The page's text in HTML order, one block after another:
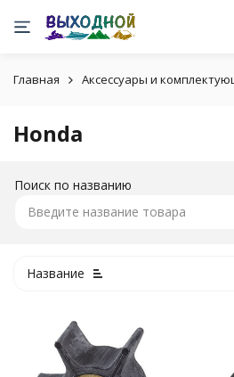
Главная Аксессуары и
Honda
Поиск по названию
Название